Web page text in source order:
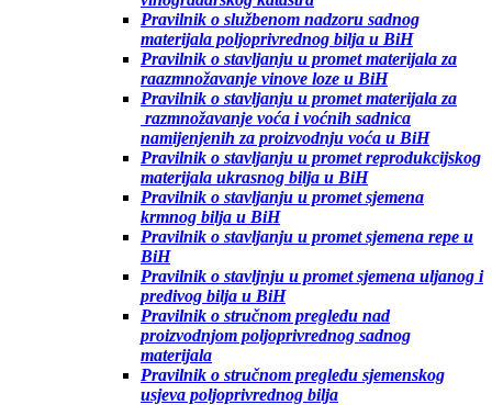
Pravilnik o službenom nadzoru sadnog
materijala poljoprivrednog bilja u BiH
Pravilnik o stavljanju u promet materijala za
raazmnožavanje vinove loze u BiH
Pravilnik o stavljanju u promet materijala za
razmnožavanje voća i voćnih sadnica
namijenjenih za proizvodnju voća u BiH
Pravilnik o stavljanju u promet reprodukcijskog
materijala ukrasnog bilja u BiH
Pravilnik o stavljanju u promet sjemena
krmnog bilja u BiH
Pravilnik o stavljanju u promet sjemena repe u
BiH
Pravilnik o stavljnju u promet sjemena uljanog i
predivog bilja u BiH
Pravilnik o stručnom pregledu nad
proizvodnjom poljoprivrednog sadnog
materijala
Pravilnik o stručnom pregledu sjemenskog
usjeva poljoprivrednog bilja